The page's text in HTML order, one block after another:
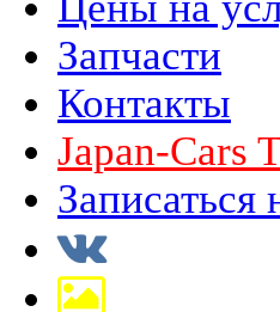
Запчасти
Контакты
Japan-Cars